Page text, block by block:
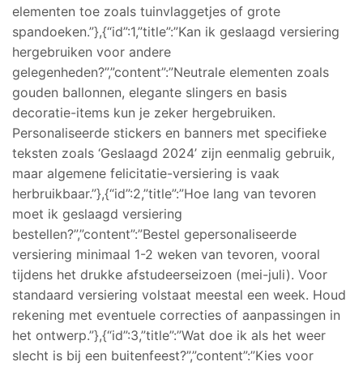
elementen toe zoals tuinvlaggetjes of grote
spandoeken.”},{“id”:1,”title”:”Kan ik geslaagd versiering
hergebruiken voor andere
gelegenheden?”,”content”:”Neutrale elementen zoals
gouden ballonnen, elegante slingers en basis
decoratie-items kun je zeker hergebruiken.
Personaliseerde stickers en banners met specifieke
teksten zoals ‘Geslaagd 2024’ zijn eenmalig gebruik,
maar algemene felicitatie-versiering is vaak
herbruikbaar.”},{“id”:2,”title”:”Hoe lang van tevoren
moet ik geslaagd versiering
bestellen?”,”content”:”Bestel gepersonaliseerde
versiering minimaal 1-2 weken van tevoren, vooral
tijdens het drukke afstudeerseizoen (mei-juli). Voor
standaard versiering volstaat meestal een week. Houd
rekening met eventuele correcties of aanpassingen in
het ontwerp.”},{“id”:3,”title”:”Wat doe ik als het weer
slecht is bij een buitenfeest?”,”content”:”Kies voor